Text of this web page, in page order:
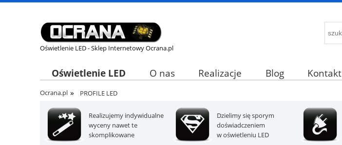
Oświetlenie LED O nas Realizacje Blog Kontakt
Ocrana.pl » PROFILE LED
Oświetlenie LED - Sklep Internetowy Ocrana.pl
Realizujemy indywidualne
wyceny nawet te
skomplikowane
Dzielimy się sporym
doświadczeniem
w oświetleniu LED